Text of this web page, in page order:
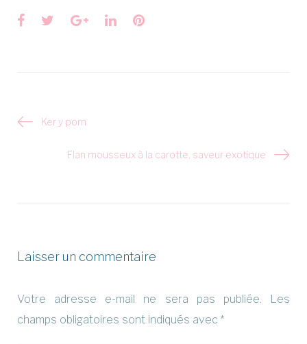
Facebook
TwitterGoogle+
LinkedInPinterest
Navigation
Ker y pom
Flan mousseux à la carotte, saveur exotique
Laisser un commentaire
Votre adresse e-mail ne sera pas publiée.
Les
champs obligatoires sont indiqués avec *